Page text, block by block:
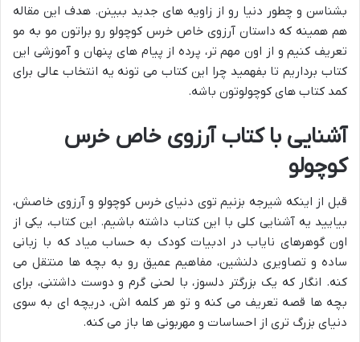
بشناسن و چطور دنیا رو از زاویه های جدید ببینن. هدف این مقاله
هم همینه که داستان آرزوی خاص خرس کوچولو رو براتون مو به مو
تعریف کنیم و از اون مهم تر، پرده از پیام های پنهان و آموزشی این
کتاب برداریم تا بفهمید چرا این کتاب می تونه یه انتخاب عالی برای
کمد کتاب های کوچولوتون باشه.
آشنایی با کتاب آرزوی خاص خرس
کوچولو
قبل از اینکه شیرجه بزنیم توی دنیای خرس کوچولو و آرزوی خاصش،
بیایید یه آشنایی کلی با این کتاب داشته باشیم. این کتاب، یکی از
اون گوهرهای نایاب در ادبیات کودک به حساب میاد که با زبانی
ساده و تصاویری دلنشین، مفاهیم عمیق رو به بچه ها منتقل می
کنه. انگار که یک بزرگتر دلسوز، با لحنی گرم و دوست داشتنی، برای
بچه ها قصه تعریف می کنه و تو هر کلمه اش، دریچه ای به سوی
دنیای بزرگ تری از احساسات و مهربونی ها باز می کنه.